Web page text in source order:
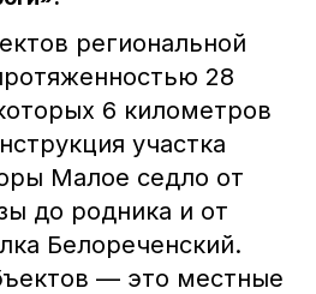
региональной
28
6 километров
участка
Малое седло от
до родника и от
Белореченский.
— это местные